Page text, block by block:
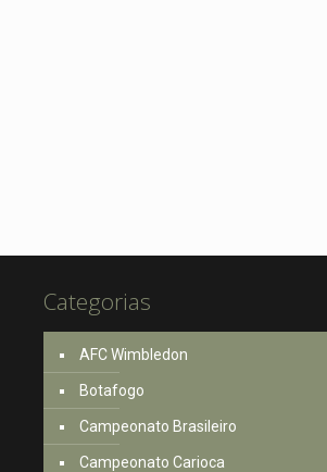
Categorias
AFC Wimbledon
Botafogo
Campeonato Brasileiro
Campeonato Carioca